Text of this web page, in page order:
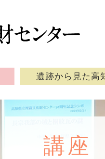
公
遺跡から見た高
講座